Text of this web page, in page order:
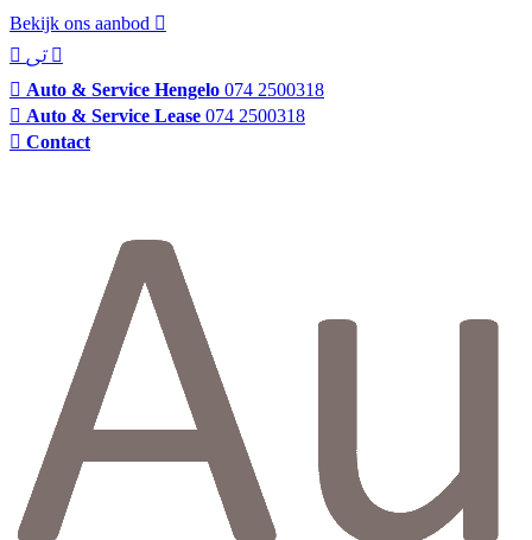
Bekijk ons aanbod
Auto & Service Hengelo 074 2500318
Auto & Service Lease 074 2500318
Contact